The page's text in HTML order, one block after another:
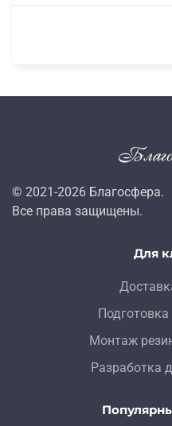
© 2021-2026 Благосфера.
Все права защищены.
Для
Монтаж
Разработка